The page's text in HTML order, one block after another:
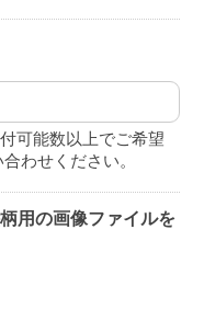
可能数以上でご希望
わせください。
用の画像ファイルを